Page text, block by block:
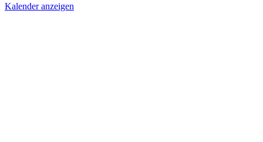
Kalender anzeigen